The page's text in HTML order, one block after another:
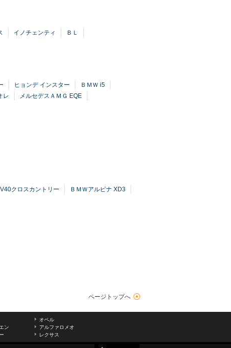
イノチェンティ
ＢＬ
ヒョンデ インスター
ＢＭＷ i5
レ
メルセデスＡＭＧ EQE
クロスカントリー
ＢＭＷアルピナ XD3
ページトップへ
オペル
ン
アルファロメオ
レクサス